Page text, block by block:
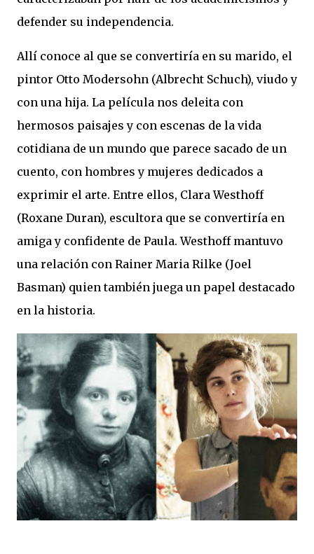
defender su independencia.
Allí conoce al que se convertiría en su marido, el
pintor Otto Modersohn (Albrecht Schuch), viudo y
con una hija. La película nos deleita con
hermosos paisajes y con escenas de la vida
cotidiana de un mundo que parece sacado de un
cuento, con hombres y mujeres dedicados a
exprimir el arte. Entre ellos, Clara Westhoff
(Roxane Duran), escultora que se convertiría en
amiga y confidente de Paula. Westhoff mantuvo
una relación con Rainer Maria Rilke (Joel
Basman) quien también juega un papel destacado
en la historia.